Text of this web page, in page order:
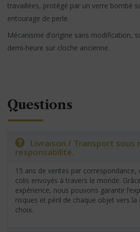
travaillées, protégé par un verre bombé
entourage de perle.
Mécanisme d’origine sans modification,
demi-heure sur cloche ancienne.
Questions
Livraison / Transport sous
responsabilité.
15 ans de ventes par correspondance,
colis envoyés à travers le monde.
expérience, nous pouvons garantir
risques et péril de chaque objet vers
choix.